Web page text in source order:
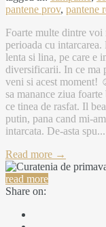
pantene prov, pantene
Foarte multe dintre voi
perioada cu
lenta si lina, pe care e
diversificarii. In ce ma
veni si acest moment!
sa manance ziua foarte
ce tinea de rasfat. Il
putin, pana cand mi-
intarcata. De-asta spu...
Read more →
read more
Share on: